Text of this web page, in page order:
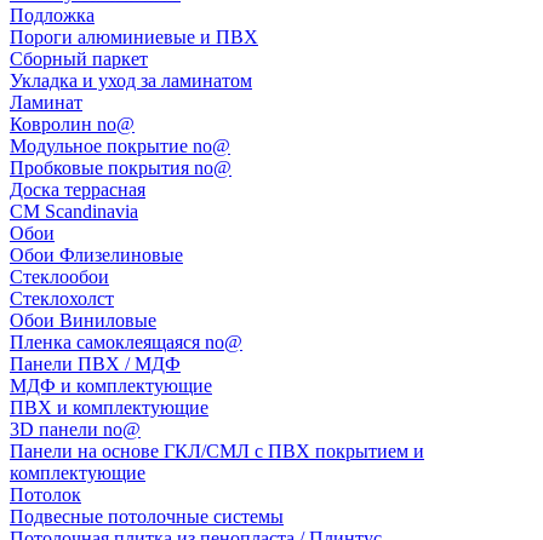
Подложка
Пороги алюминиевые и ПВХ
Сборный паркет
Укладка и уход за ламинатом
Ламинат
Ковролин no@
Модульное покрытие no@
Пробковые покрытия no@
Доска террасная
CM Scandinavia
Обои
Обои Флизелиновые
Стеклообои
Стеклохолст
Обои Виниловые
Пленка самоклеящаяся no@
Панели ПВХ / МДФ
МДФ и комплектующие
ПВХ и комплектующие
3D панели no@
Панели на основе ГКЛ/СМЛ с ПВХ покрытием и
комплектующие
Потолок
Подвесные потолочные системы